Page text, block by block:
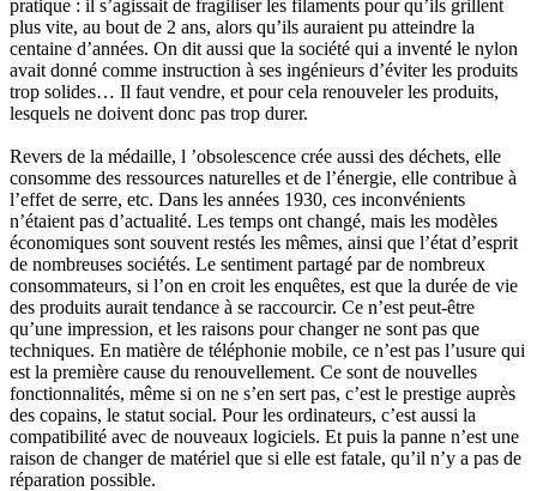
pratique : il s’agissait de fragiliser les filaments pour qu’ils grillent
plus vite, au bout de 2 ans, alors qu’ils auraient pu atteindre la
centaine d’années. On dit aussi que la société qui a inventé le nylon
avait donné comme instruction à ses ingénieurs d’éviter les produits
trop solides… Il faut vendre, et pour cela renouveler les produits,
lesquels ne doivent donc pas trop durer.
Revers de la médaille, l ’obsolescence crée aussi des déchets, elle
consomme des ressources naturelles et de l’énergie, elle contribue à
l’effet de serre, etc. Dans les années 1930, ces inconvénients
n’étaient pas d’actualité. Les temps ont changé, mais les modèles
économiques sont souvent restés les mêmes, ainsi que l’état d’esprit
de nombreuses sociétés. Le sentiment partagé par de nombreux
consommateurs, si l’on en croit les enquêtes, est que la durée de vie
des produits aurait tendance à se raccourcir. Ce n’est peut-être
qu’une impression, et les raisons pour changer ne sont pas que
techniques. En matière de téléphonie mobile, ce n’est pas l’usure qui
est la première cause du renouvellement. Ce sont de nouvelles
fonctionnalités, même si on ne s’en sert pas, c’est le prestige auprès
des copains, le statut social. Pour les ordinateurs, c’est aussi la
compatibilité avec de nouveaux logiciels. Et puis la panne n’est une
raison de changer de matériel que si elle est fatale, qu’il n’y a pas de
réparation possible.